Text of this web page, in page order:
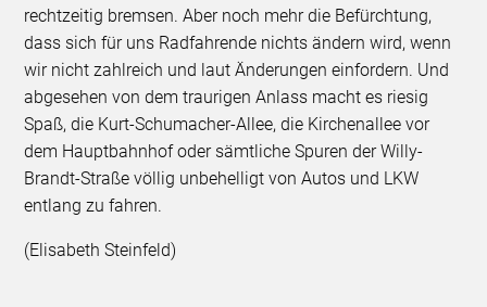
rechtzeitig bremsen. Aber noch mehr die Befürchtung,
dass sich für uns Radfahrende nichts ändern wird, wenn
wir nicht zahlreich und laut Änderungen einfordern. Und
abgesehen von dem traurigen Anlass macht es riesig
Spaß, die Kurt-Schumacher-Allee, die Kirchenallee vor
dem Hauptbahnhof oder sämtliche Spuren der Willy-
Brandt-Straße völlig unbehelligt von Autos und LKW
entlang zu fahren.
(Elisabeth Steinfeld)